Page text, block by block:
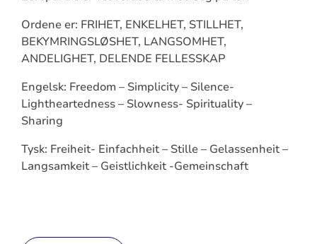
Ordene er: FRIHET, ENKELHET, STILLHET,
BEKYMRINGSLØSHET, LANGSOMHET,
ANDELIGHET, DELENDE FELLESSKAP
Engelsk: Freedom – Simplicity – Silence-
Lightheartedness – Slowness- Spirituality –
Sharing
Tysk: Freiheit- Einfachheit – Stille – Gelassenheit –
Langsamkeit – Geistlichkeit -Gemeinschaft